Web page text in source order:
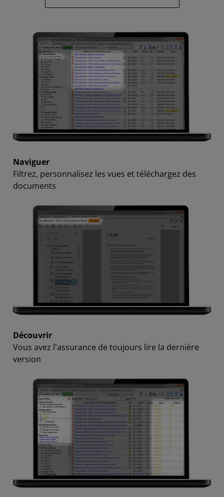
Naviguer
Filtrez, personnalisez les vues et téléchargez des
documents
Découvrir
Vous avez l'assurance de toujours lire la dernière
version